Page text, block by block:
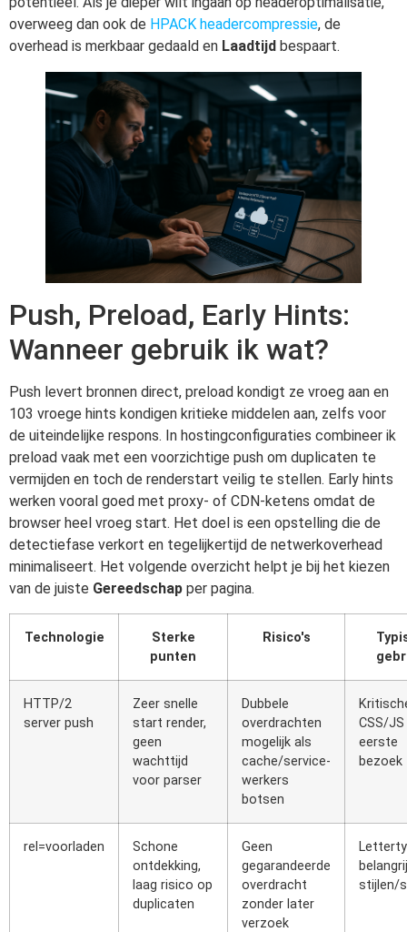
overweeg dan ook de HPACK headercompressie, de
overhead is merkbaar gedaald en Laadtijd bespaart.
Push, Preload, Early Hints:
Wanneer gebruik ik wat?
Push levert bronnen direct, preload kondigt ze vroeg aan en
103 vroege hints kondigen kritieke middelen aan, zelfs voor
de uiteindelijke respons. In hostingconfiguraties combineer ik
preload vaak met een voorzichtige push om duplicaten te
vermijden en toch de renderstart veilig te stellen. Early hints
werken vooral goed met proxy- of CDN-ketens omdat de
browser heel vroeg start. Het doel is een opstelling die de
detectiefase verkort en tegelijkertijd de netwerkoverhead
minimaliseert. Het volgende overzicht helpt je bij het kiezen
van de juiste Gereedschap per pagina.
Technologie
Sterke
punten
Risico's
HTTP/2
server push
Zeer snelle
start render,
geen
wachttijd
voor parser
Dubbele
overdrachten
mogelijk als
cache/service-
werkers
botsen
CSS/JS
eerste
bezoek
rel=voorladen
Schone
ontdekking,
laag risico op
duplicaten
Geen
gegarandeerde
overdracht
zonder later
verzoek
stijlen/